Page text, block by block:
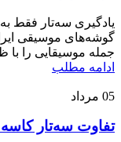
یادگیری سه‌تار فقط
گوشه‌های موسیقی
جمله موسیقایی را با
ادامه مطلب
05 مرداد
تفاوت سه‌تار